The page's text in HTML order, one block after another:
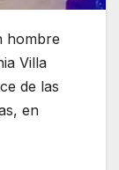
hombre
Villa
de las
en